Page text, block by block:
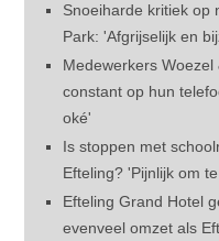
Snoeiharde kritiek op
Park: 'Afgrijselijk en
Medewerkers
constant op hun
oké'
Is stoppen met
Efteling? 'Pijnlijk om
Efteling Grand Hotel
evenveel omzet als